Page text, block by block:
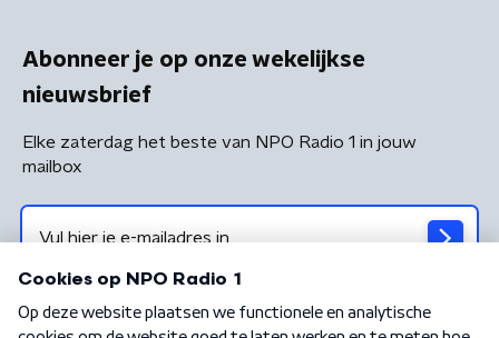
Abonneer je op onze wekelijkse
nieuwsbrief
Elke zaterdag het beste van NPO Radio 1 in jouw
mailbox